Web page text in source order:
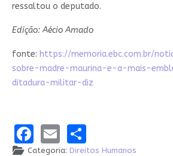
ressaltou o deputado.
Edição: Aécio Amado
fonte: https://memoria.ebc.com.br/
sobre-madre-maurina-e-a-mais-
ditadura-militar-diz
Facebook
EmailShare
Categoria: Direitos Humanos